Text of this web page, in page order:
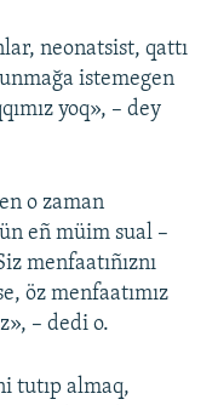
neonatsist, qattı
istemegen
yoq», – dey
o zaman
eñ müim sual –
menfaatıñıznı
öz menfaatımız
– dedi o.
tutıp almaq,